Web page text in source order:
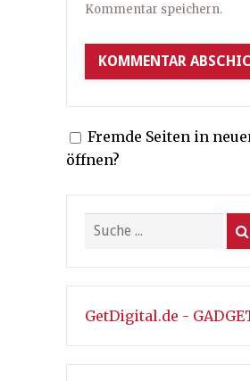
Kommentar speichern.
Fremde Seiten in
öffnen?
GetDigital.de -